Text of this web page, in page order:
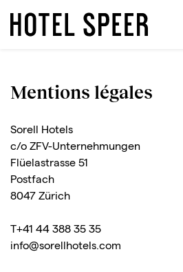
Mentions légales
Sorell Hotels
c/o ZFV-Unternehmungen
Flüelastrasse 51
Postfach
8047 Zürich
T+41 44 388 35 35
info@sorellhotels.com